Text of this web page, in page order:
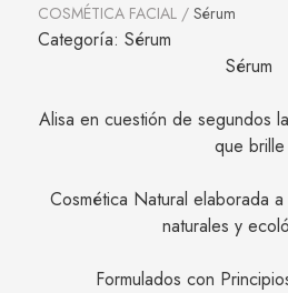
COSMÉTICA FACIAL / Sérum
Categoría: Sérum
Sérum
Alisa en cuestión de segundos
que brille
Cosmética Natural elaborada
naturales y
Formulados con